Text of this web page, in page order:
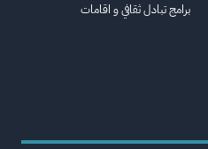
برامج تبادل ثقافي و اقامات